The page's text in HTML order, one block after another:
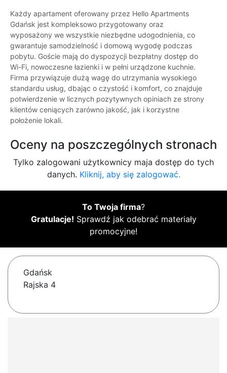
Każdy apartament oferowany przez Hello Apartments
Gdańsk jest kompleksowo przygotowany oraz
wyposażony we wszystkie niezbędne udogodnienia, co
gwarantuje samodzielność i domową wygodę podczas
pobytu. Goście mają do dyspozycji bezpłatny dostęp do
Wi-Fi, nowoczesne łazienki i w pełni urządzone kuchnie.
Firma przywiązuje dużą wagę do utrzymania wysokiego
standardu usług, dbając o czystość i komfort, co znajduje
potwierdzenie w licznych pozytywnych opiniach ze strony
klientów ceniących zarówno jakość, jak i korzystne
położenie lokali.
Oceny na poszczególnych stronach
Tylko zalogowani użytkownicy maja dostęp do tych
danych. Kliknij, aby się zalogować.
To Twoja firma?
Gratulacje! Sprawdź jak odebrać materiały
promocyjne!
Gdańsk
Rajska 4